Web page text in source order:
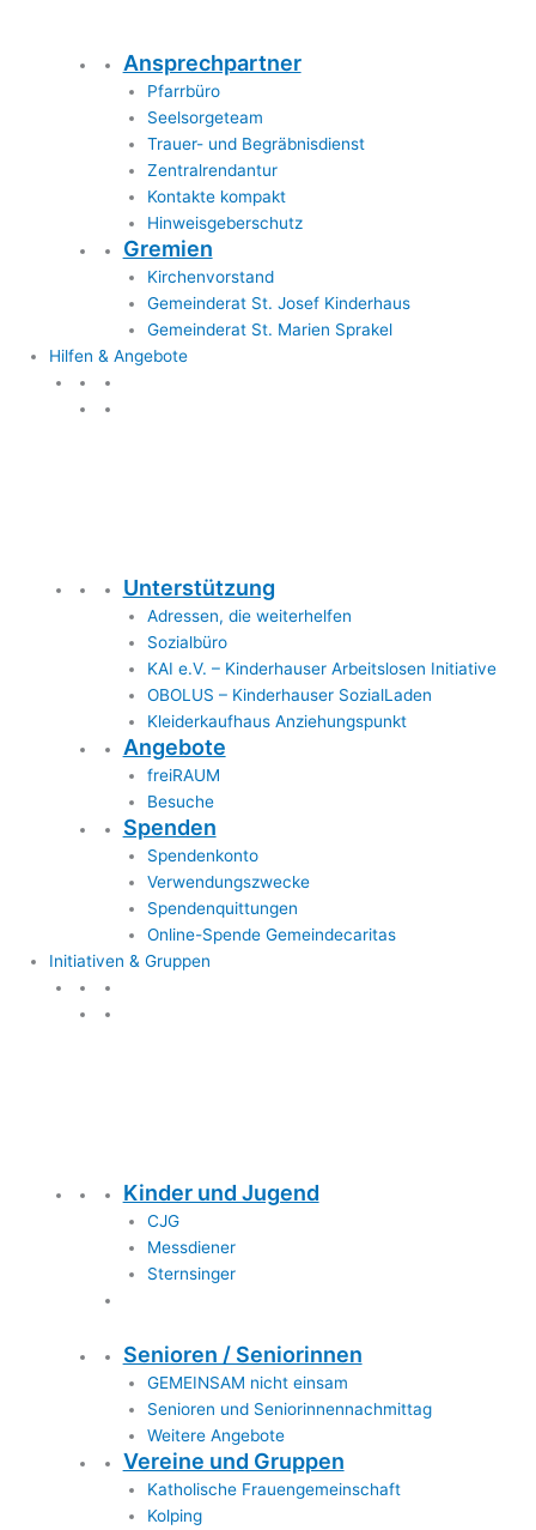
Ansprechpartner
Pfarrbüro
Seelsorgeteam
Trauer- und Begräbnisdienst
Zentralrendantur
Kontakte kompakt
Hinweisgeberschutz
Gremien
Kirchenvorstand
Gemeinderat St. Josef Kinderhaus
Gemeinderat St. Marien Sprakel
Hilfen & Angebote
Unterstützung
Adressen, die weiterhelfen
Sozialbüro
KAI e.V. – Kinderhauser Arbeitslosen Initiative
OBOLUS – Kinderhauser SozialLaden
Kleiderkaufhaus Anziehungspunkt
Angebote
freiRAUM
Besuche
Spenden
Spendenkonto
Verwendungszwecke
Spendenquittungen
Online-Spende Gemeindecaritas
Initiativen & Gruppen
Kinder und Jugend
CJG
Messdiener
Sternsinger
Senioren / Seniorinnen
GEMEINSAM nicht einsam
Senioren und Seniorinnennachmittag
Weitere Angebote
Vereine und Gruppen
Katholische Frauengemeinschaft
Kolping